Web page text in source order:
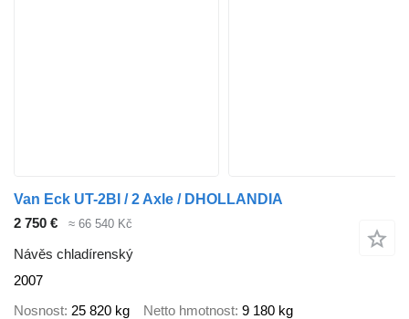
Van Eck UT-2BI / 2 Axle / DHOLLANDIA
2 750 €
≈ 66 540 Kč
Návěs chladírenský
2007
Nosnost 25 820 kg Netto hmotnost 9 180 kg